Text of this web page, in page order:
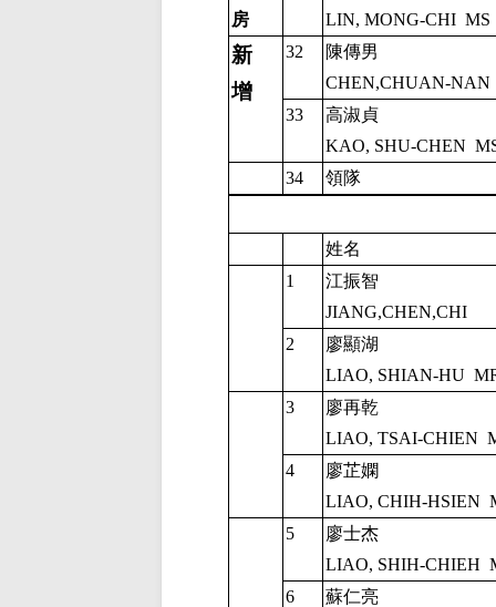
房
LIN, MONG-CHI MS
新
增
32
陳傳男
CHEN,CHUAN-NAN
33
高淑貞
KAO, SHU-CHEN
34
領隊
姓名
1
江振智
JIANG,CHEN,CHI
2
廖顯湖
LIAO, SHIAN-HU
3
廖再乾
LIAO, TSAI-CHIEN
4
廖芷嫻
LIAO, CHIH-HSIEN
5
廖士杰
LIAO, SHIH-CHIEH
6
蘇仁亮